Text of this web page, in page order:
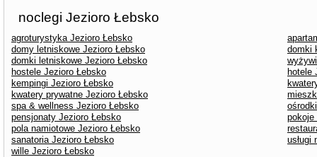
noclegi Jezioro Łebsko
agroturystyka Jezioro Łebsko
domy letniskowe Jezioro Łebsko
domki
domki letniskowe Jezioro Łebsko
hostele Jezioro Łebsko
hotele
kempingi Jezioro Łebsko
kwatery prywatne Jezioro Łebsko
spa & wellness Jezioro Łebsko
pensjonaty Jezioro Łebsko
pokoje
pola namiotowe Jezioro Łebsko
sanatoria Jezioro Łebsko
usługi
wille Jezioro Łebsko